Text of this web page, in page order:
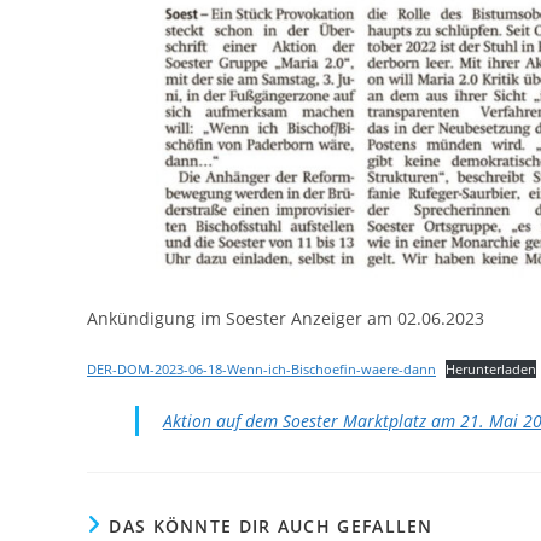
Ankündigung im Soester Anzeiger am 02.06.2023
DER-DOM-2023-06-18-Wenn-ich-Bischoefin-waere-dann Herunterladen
Aktion auf dem Soester Marktplatz am 21. Mai
DAS KÖNNTE DIR AUCH GEFALLEN